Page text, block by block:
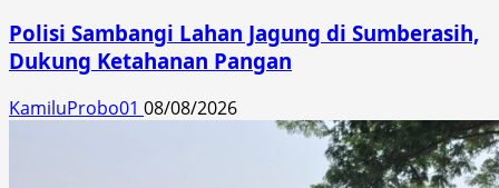
Polisi Sambangi Lahan Jagung di Sumberasih,
Dukung Ketahanan Pangan
KamiluProbo01 08/08/2026